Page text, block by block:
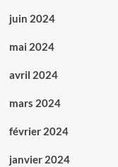
juin 2024
mai 2024
avril 2024
mars 2024
février 2024
janvier 2024